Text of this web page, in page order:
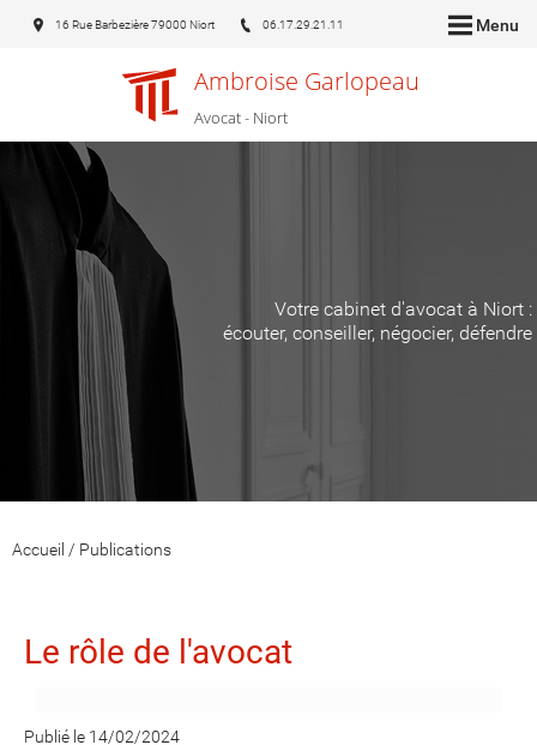
Menu
Ambroise Garlopeau
Avocat - Niort
16 Rue Barbezière 79000 Niort 06.17.29.21.11
Votre cabinet d'avocat à Niort :
écouter, conseiller, négocier, défendre
Accueil / Publications
Le rôle de l'avocat
Publié le 14/02/2024